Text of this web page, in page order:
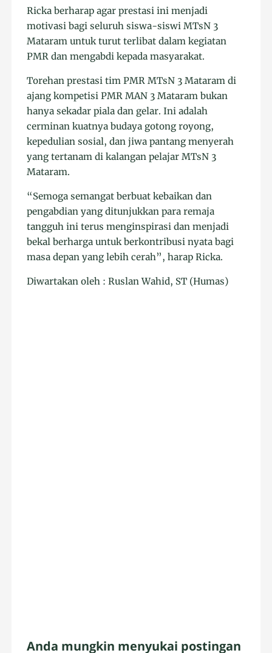
Ricka berharap agar prestasi ini menjadi
motivasi bagi seluruh siswa-siswi MTsN 3
Mataram untuk turut terlibat dalam kegiatan
PMR dan mengabdi kepada masyarakat.
Torehan prestasi tim PMR MTsN 3 Mataram di
ajang kompetisi PMR MAN 3 Mataram bukan
hanya sekadar piala dan gelar. Ini adalah
cerminan kuatnya budaya gotong royong,
kepedulian sosial, dan jiwa pantang menyerah
yang tertanam di kalangan pelajar MTsN 3
Mataram.
“Semoga semangat berbuat kebaikan dan
pengabdian yang ditunjukkan para remaja
tangguh ini terus menginspirasi dan menjadi
bekal berharga untuk berkontribusi nyata bagi
masa depan yang lebih cerah”, harap Ricka.
Diwartakan oleh : Ruslan Wahid, ST (Humas)
Anda mungkin menyukai postingan